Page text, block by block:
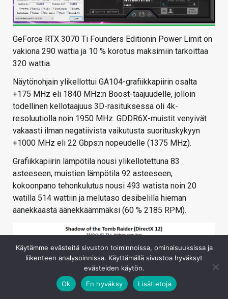
GeForce RTX 3070 Ti Founders Editionin Power Limit on
vakiona 290 wattia ja 10 % korotus maksimiin tarkoittaa
320 wattia.
Näytönohjain ylikellottui GA104-grafiikkapiirin osalta
+175 MHz eli 1840 MHz:n Boost-taajuudelle, jolloin
todellinen kellotaajuus 3D-rasituksessa oli 4k-
resoluutiolla noin 1950 MHz. GDDR6X-muistit venyivät
vakaasti ilman negatiivista vaikutusta suorituskykyyn
+1000 MHz eli 22 Gbps:n nopeudelle (1375 MHz).
Grafiikkapiirin lämpötila nousi ylikellotettuna 83
asteeseen, muistien lämpötila 92 asteeseen,
kokoonpano tehonkulutus nousi 493 watista noin 20
watilla 514 wattiin ja melutaso desibelillä hieman
äänekkäästä äänekkäämmäksi (60 % 2185 RPM).
Käytämme evästeitä sivuston toiminnoissa, ominaisuuksissa ja
liikenteen analysoinnissa. Käyttämällä sivustoa hyväksyt
evästeiden käytön.
Ok
En hyväksy Lisätietoja